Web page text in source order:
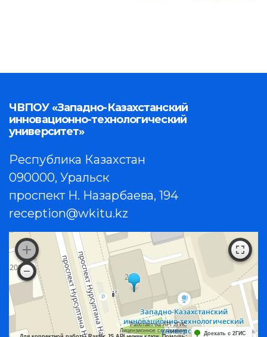
ЧВПОУ «Западно-Казахстанский
инновационно-технологический
университет»
Республика Казахстан
090000, Уральск
проспект Н. Назарбаева, 194
reception@wkitu.kz
Работает на API 2ГИС
Лицензионное соглашение
Доехать с 2ГИС